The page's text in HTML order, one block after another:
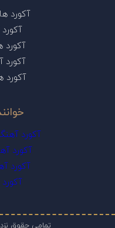
آکورد
آکورد
آکورد
آکورد
آکورد
تمامی حقوق نزد